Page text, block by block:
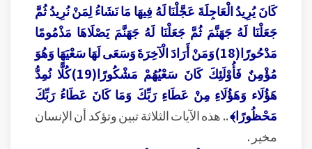
كَانَ يُرِيدُ الْعَاجِلَةَ عَجَّلْنَا لَهُ فِيهَا مَا نَشَاءُ لِمَنْ نُرِيدُ ثُمَّ
جَعَلْنَا لَهُ جَهَنَّمَ ثُمَّ جَعَلْنَا لَهُ جَهَنَّمَ يَصْلَاهَا مَذْمُومًا
مَدْحُورًا(18)وَمَنْ أَرَادَ الْآخِرَةَ وَسَعَى لَهَا سَعْيَهَا وَهُوَ
مُؤْمِنٌ فَأُوْلَئِكَ كَانَ سَعْيُهُمْ مَشْكُورًا(19)كُلًّا نُمِدُّ
هَؤُلَاء وَهَؤُلَاءِ مِنْ عَطَاءِ رَبِّكَ وَمَا كَانَ عَطَاءُ رَبِّكَ
مَحْظُورًا﴾.. هذه الآيات الثلاثة تبين وتؤكد أن الإنسان
مخير .